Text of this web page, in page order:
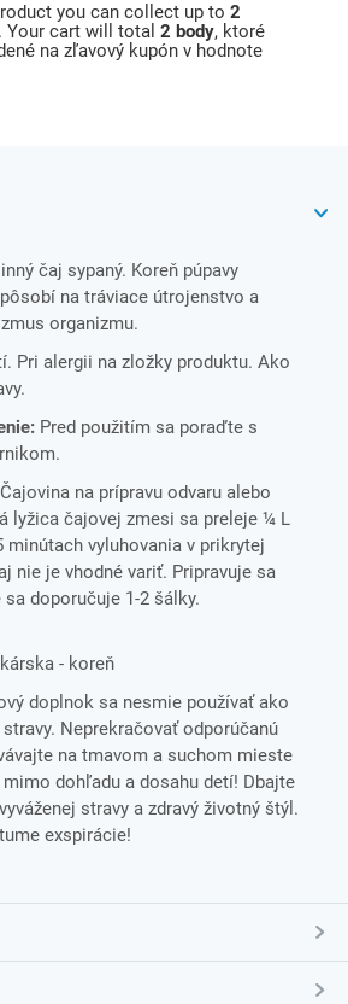
you can collect up to 2
. Your cart will total 2 body, ktoré
na zľavový kupón v hodnote
čaj sypaný. Koreň púpavy
na tráviace útrojenstvo a
organizmu.
Pri alergii na zložky produktu. Ako
Pred použitím sa poraďte s
Čajovina na prípravu odvaru alebo
lyžica čajovej zmesi sa preleje ¼ L
minútach vyluhovania v prikrytej
nie je vhodné variť. Pripravuje sa
sa doporučuje 1-2 šálky.
- koreň
doplnok sa nesmie používať ako
Neprekračovať odporúčanú
na tmavom a suchom mieste
mimo dohľadu a dosahu detí! Dbajte
stravy a zdravý životný štýl.
exspirácie!